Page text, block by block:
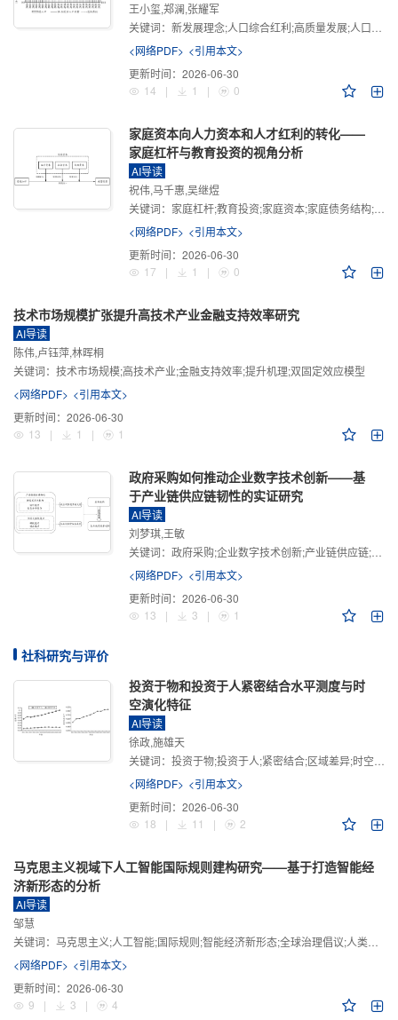
王小玺,郑澜,张耀军
关键词： 新发展理念;人口综合红利;高质量发展;人口政策;中国式现代化
<网络PDF> <引用本文>
更新时间： 2026-06-30
14
| 1 | 0
家庭资本向人力资本和人才红利的转化——
家庭杠杆与教育投资的视角分析
AI导读
祝伟,马千惠,吴继煜
关键词： 家庭杠杆;教育投资;家庭资本;家庭债务结构;CHFS
<网络PDF> <引用本文>
更新时间： 2026-06-30
17
| 1 | 0
技术市场规模扩张提升高技术产业金融支持效率研究
AI导读
陈伟,卢钰萍,林晖桐
关键词： 技术市场规模;高技术产业;金融支持效率;提升机理;双固定效应模型
<网络PDF> <引用本文>
更新时间： 2026-06-30
13
| 1 | 1
政府采购如何推动企业数字技术创新——基
于产业链供应链韧性的实证研究
AI导读
刘梦琪,王敏
关键词： 政府采购;企业数字技术创新;产业链供应链;产业链供应链韧性;需求侧财政政策
<网络PDF> <引用本文>
更新时间： 2026-06-30
13
| 3 | 1
社科研究与评价
投资于物和投资于人紧密结合水平测度与时
空演化特征
AI导读
徐政,施雄天
关键词： 投资于物;投资于人;紧密结合;区域差异;时空演化
<网络PDF> <引用本文>
更新时间： 2026-06-30
18
| 11 | 2
马克思主义视域下人工智能国际规则建构研究——基于打造智能经
济新形态的分析
AI导读
邹慧
关键词： 马克思主义;人工智能;国际规则;智能经济新形态;全球治理倡议;人类命运共同体
<网络PDF> <引用本文>
更新时间： 2026-06-30
9
| 3 | 4